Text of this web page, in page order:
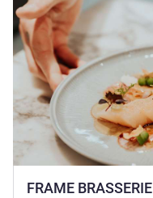
FRAME BRASSERIE